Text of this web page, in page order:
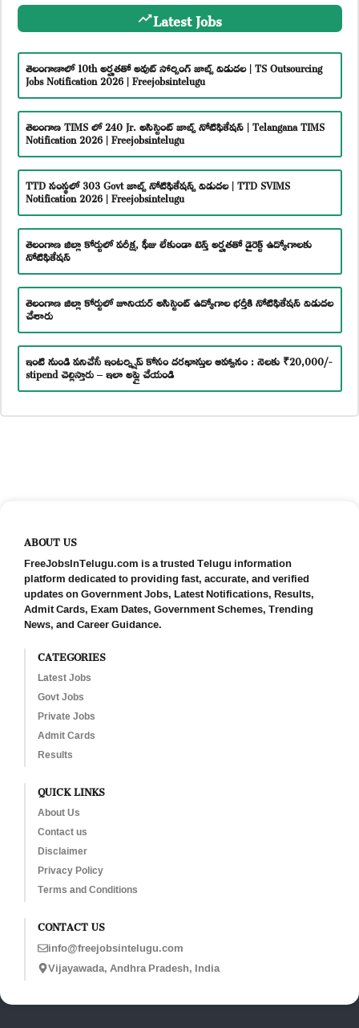
Latest Jobs
తెలంగాణాలో 10th అర్హతతో అవుట్ సోర్సింగ్ జాబ్స్ విడుదల | TS Outsourcing
Jobs Notification 2026 | Freejobsintelugu
తెలంగాణ TIMS లో 240 Jr. అసిస్టెంట్ జాబ్స్ నోటిఫికేషన్ | Telangana TIMS
Notification 2026 | Freejobsintelugu
TTD సంస్థలో 303 Govt జాబ్స్ నోటిఫికేషన్స్ విడుదల | TTD SVIMS
Notification 2026 | Freejobsintelugu
తెలంగాణ జిల్లా కోర్టులో పరీక్ష, ఫీజు లేకుండా టెన్త్ అర్హతతో డైరెక్ట్ ఉద్యోగాలకు
నోటిఫికేషన్
తెలంగాణ జిల్లా కోర్టులో జూనియర్ అసిస్టెంట్ ఉద్యోగాల భర్తీకి నోటిఫికేషన్ విడుదల
చేశారు
ఇంటి నుండి పనిచేసే ఇంటర్న్షిప్ కోసం దరఖాస్తుల ఆహ్వానం : నెలకు ₹20,000/-
stipend చెల్లిస్తారు – ఇలా అప్లై చేయండి
ABOUT US
FreeJobsInTelugu.com is a trusted Telugu information
platform dedicated to providing fast, accurate, and verified
updates on Government Jobs, Latest Notifications, Results,
Admit Cards, Exam Dates, Government Schemes, Trending
News, and Career Guidance.
CATEGORIES
Latest Jobs
Govt Jobs
Private Jobs
Admit Cards
Results
QUICK LINKS
About Us
Contact us
Disclaimer
Privacy Policy
Terms and Conditions
CONTACT US
info@freejobsintelugu.com
Vijayawada, Andhra Pradesh, India